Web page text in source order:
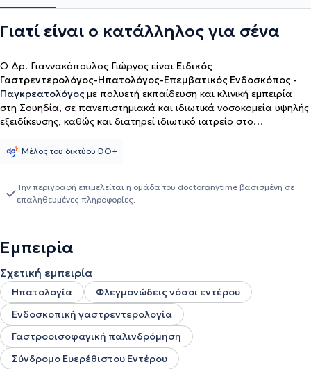
Γιατί είναι ο κατάλληλος για σένα
Ο Δρ. Γιαννακόπουλος Γιώργος είναι Ειδικός
Γαστρεντερολόγος-Hπατολόγος-Επεμβατικός Ενδοσκόπος -
Παγκρεατολόγοςμε πολυετή εκπαίδευση και κλινική εμπειρία
στη Σουηδία, σε πανεπιστημιακά και ιδιωτικά νοσοκομεία υψηλής
εξειδίκευσης, καθώς και διατηρεί ιδιωτικό ιατρείο στο
Καποδιστριακού Πανεπιστημίου Αθηνών με βαθμό πτυχίου
Παθολογία στο Νοσοκομείο Danderyds Sjukhus της Στοκχόλμης,
αποκτώντας τον τίτλο ειδικότητας το 2014. Στη συνέχεια,
πανεπιστημιακά νοσοκομεία της Ευρώπης. Ο τίτλος ειδικότητας
Γαστρεντερολογίας του απονεμήθηκε το 2017. Από το 2021 έως
σήμερα, εργάζεται ως ειδικός γαστρεντερολόγος στις
γαστρεντερολογικές κλινικές Capio και Aleris στη Στοκχόλμη,
προσφέροντας υψηλού επιπέδου ιατρικές υπηρεσίες τόσο στον
διαγνωστικό όσο και στον θεραπευτικό τομέα. Το κλινικό του
έργο καλύπτει ένα ευρύ φάσμα περιστατικών, όπως Διαγνωστική
και θεραπευτική ενδοσκόπηση (γαστροσκοπήσεις,
κολονοσκοπήσεις, αφαίρεση πολυπόδων), Διαχείριση
Μέλος του δικτύου DO+
Την περιγραφή επιμελείται η ομάδα του doctoranytime βασισμένη σε
επαληθευμένες πληροφορίες.
Εμπειρία
Σχετική εμπειρία
Ηπατολογία
Φλεγμονώδεις νόσοι εντέρου
Ενδοσκοπική γαστρεντερολογία
Γαστροοισοφαγική παλινδρόμηση
Σύνδρομο Ευερέθιστου Εντέρου